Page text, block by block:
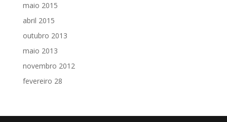
maio 2015
abril 2015
outubro 2013
maio 2013
novembro 2012
fevereiro 28